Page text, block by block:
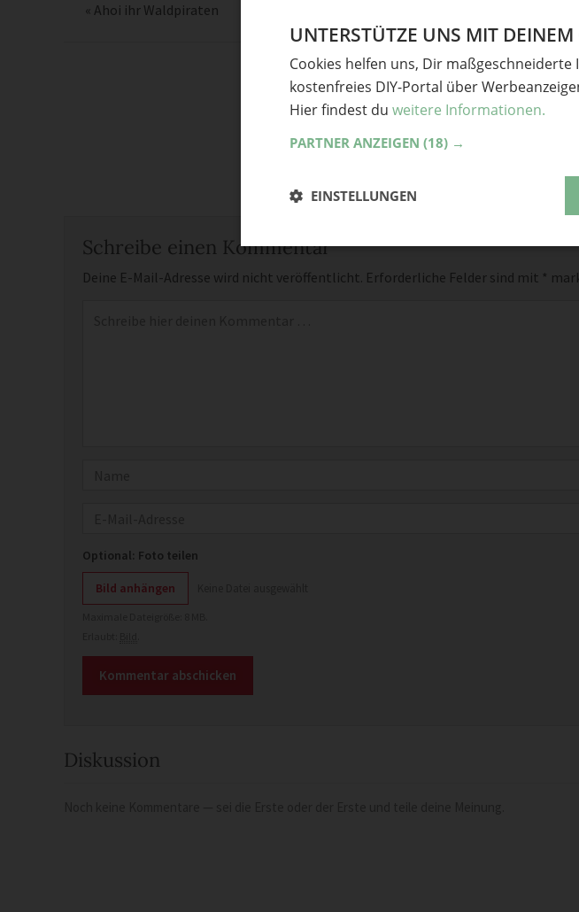
« Ahoi ihr Waldpiraten
Schreibe einen Kommentar
Deine E-Mail-Adresse wird nicht veröffentlicht. Erforderliche Felder sind mit *
Optional: Foto teilen
Bild anhängen
Diskussion
UNTERSTÜTZE UNS MIT
Cookies helfen uns, Dir
kostenfreies DIY-Portal über
Hier findest du weitere Informationen.
PARTNER ANZEIGEN (18) →
EINSTELLUNGEN